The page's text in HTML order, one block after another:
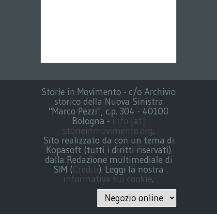
Storie in Movimento - c/o Archivio
storico della Nuova Sinistra
"Marco Pezzi", c.p. 304 - 40100
Bologna - info [at]
storieinmovimento.org.
Sito realizzato da con un tema di
Kopasoft (tutti i diritti riservati)
dalla Redazione multimediale di
SIM (Crediti). Leggi la nostra
informativa sui cookie.